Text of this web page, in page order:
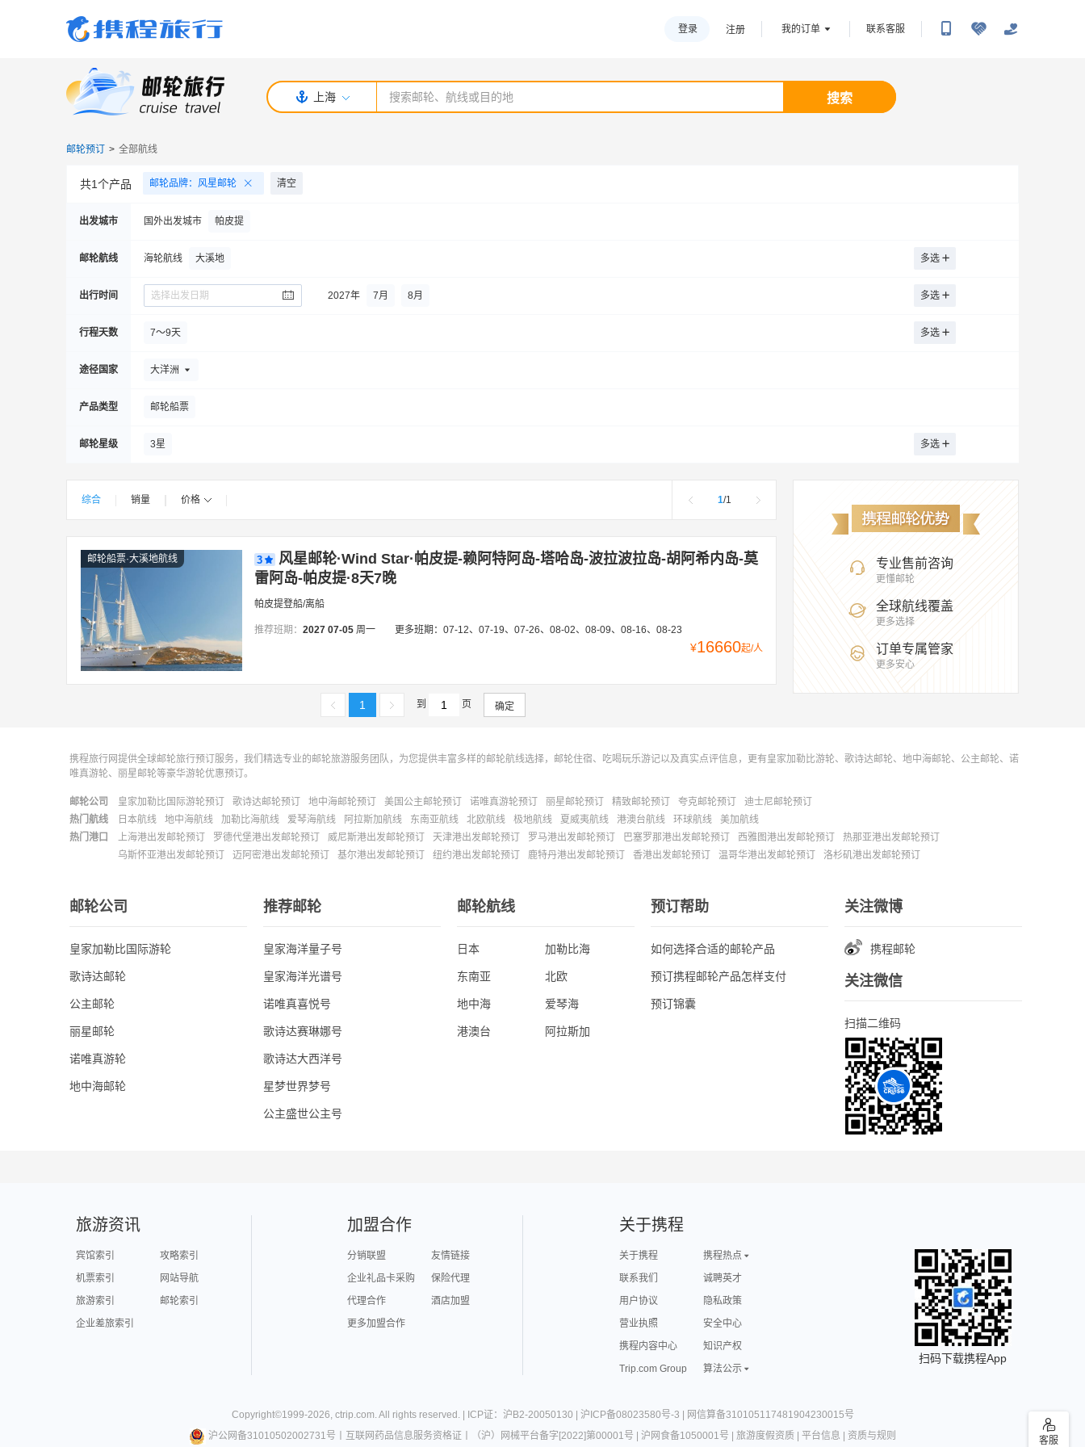
登录 注册 我的订单 联系客服
上海 搜索
邮轮预订 > 全部航线
共1个产品 邮轮品牌： 风星邮轮 清空
出发城市 国外出发城市 帕皮提
邮轮航线 海轮航线 大溪地 多选
出行时间 选择出发日期 2027年 7月 8月 多选
行程天数 7～9天 多选
途径国家 大洋洲
产品类型 邮轮船票
邮轮星级 3星 多选
综合 销量 价格 1/1
邮轮船票·大溪地航线 3
风星邮轮·Wind Star·帕皮提-赖阿特阿岛-塔哈岛-波拉波拉岛-胡阿希内岛-莫
雷阿岛-帕皮提·8天7晚
帕皮提登船/离船
推荐班期： 2027 07-05 周一 更多班期： 07-12、07-19、07-26、08-02、08-09、08-16、08-23
¥16660起/人
1 到 页
专业售前咨询
更懂邮轮
全球航线覆盖
更多选择
订单专属管家
更多安心
携程旅行网提供全球邮轮旅行预订服务，我们精选专业的邮轮旅游服务团队，为您提供丰富多样的邮轮航线选择，邮轮住宿、吃喝玩乐游记以及真实点评信息，更有皇家加勒比游轮、歌诗达邮轮、地中海邮轮、公主邮轮、诺
唯真游轮、丽星邮轮等豪华游轮优惠预订。
邮轮公司 皇家加勒比国际游轮预订 歌诗达邮轮预订 地中海邮轮预订 美国公主邮轮预订 诺唯真游轮预订 丽星邮轮预订 精致邮轮预订 夸克邮轮预订
迪士尼邮轮预订
热门航线
日本航线 地中海航线 加勒比海航线 爱琴海航线 阿拉斯加航线 东南亚航线 北欧航线 极地航线 夏威夷航线 港澳台航线 环球航线
美加航线
热门港口
上海港出发邮轮预订 罗德代堡港出发邮轮预订 威尼斯港出发邮轮预订 天津港出发邮轮预订 罗马港出发邮轮预订 巴塞罗那港出发邮轮预订 西雅图港出发邮轮预订
热那亚港出发邮轮预订
乌斯怀亚港出发邮轮预订
迈阿密港出发邮轮预订 基尔港出发邮轮预订 纽约港出发邮轮预订 鹿特丹港出发邮轮预订 香港出发邮轮预订 温哥华港出发邮轮预订 洛杉矶港出发邮轮预订
邮轮公司
皇家加勒比国际游轮
歌诗达邮轮
公主邮轮
丽星邮轮
诺唯真游轮
地中海邮轮
推荐邮轮
皇家海洋量子号
皇家海洋光谱号
诺唯真喜悦号
歌诗达赛琳娜号
歌诗达大西洋号
星梦世界梦号
公主盛世公主号
邮轮航线
日本 加勒比海
东南亚 北欧
地中海 爱琴海
港澳台 阿拉斯加
预订帮助
如何选择合适的邮轮产品
预订携程邮轮产品怎样支付
预订锦囊
关注微博
携程邮轮
关注微信
扫描二维码
客服
旅游资讯
宾馆索引
攻略索引
机票索引
网站导航
旅游索引
邮轮索引
企业差旅索引
加盟合作
分销联盟
友情链接
企业礼品卡采购
保险代理
代理合作
酒店加盟
更多加盟合作
关于携程
关于携程
携程热点
联系我们
诚聘英才
用户协议
隐私政策
营业执照
安全中心
携程内容中心
知识产权
Trip.com Group
算法公示
扫码下载携程App
Copyright©1999-2026, ctrip.com. All rights reserved. | ICP证：沪B2-20050130 沪ICP备08023580号-3
网信算备310105117481904230015号
沪公网备31010502002731号
互联网药品信息服务资格证 （沪）网械平台备字[2022]第00001号 沪网食备1050001号 旅游度假资质| 平台信息 资质与规则